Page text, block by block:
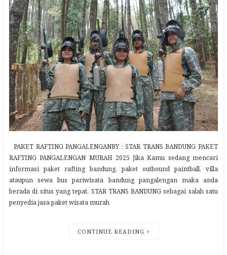
PAKET RAFTING PANGALENGANBY : STAR TRANS BANDUNG PAKET
RAFTING PANGALENGAN MURAH 2025 Jika Kamu sedang mencari
informasi paket rafting bandung, paket outbound paintball, villa
ataupun sewa bus pariwisata bandung pangalengan maka anda
berada di situs yang tepat. STAR TRANS BANDUNG sebagai salah satu
penyedia jasa paket wisata murah
CONTINUE READING >